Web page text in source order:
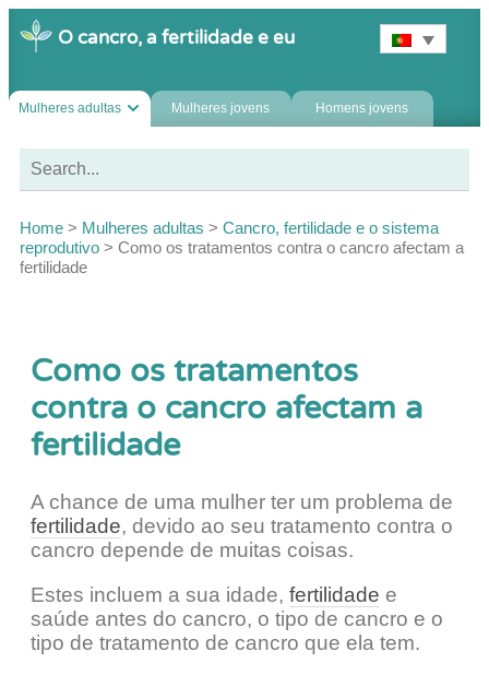
O cancro, a fertilidade e eu
Mulheres adultas Mulheres jovens Homens jovens
Home > Mulheres adultas > Cancro, fertilidade e o sistema
reprodutivo > Como os tratamentos contra o cancro afectam a
fertilidade
Como os tratamentos
contra o cancro afectam a
fertilidade
A chance de uma mulher ter um problema de
fertilidade, devido ao seu tratamento contra o
cancro depende de muitas coisas.
Estes incluem a sua idade, fertilidade e
saúde antes do cancro, o tipo de cancro e o
tipo de tratamento de cancro que ela tem.